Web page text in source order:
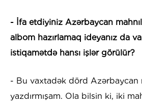
- İfa etdiyiniz Azərbaycan
albom hazırlamaq ideyanız da
istiqamətdə hansı işlər görülür?
- Bu vaxtadək dörd Azərbaycan
yazdırmışam. Ola bilsin ki, iki